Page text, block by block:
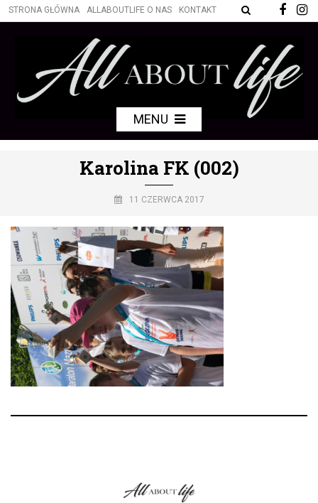
STRONA GŁÓWNA ALLABOUTLIFE O NAS KONTAKT
MENU
Karolina FK (002)
11 CZERWCA 2017